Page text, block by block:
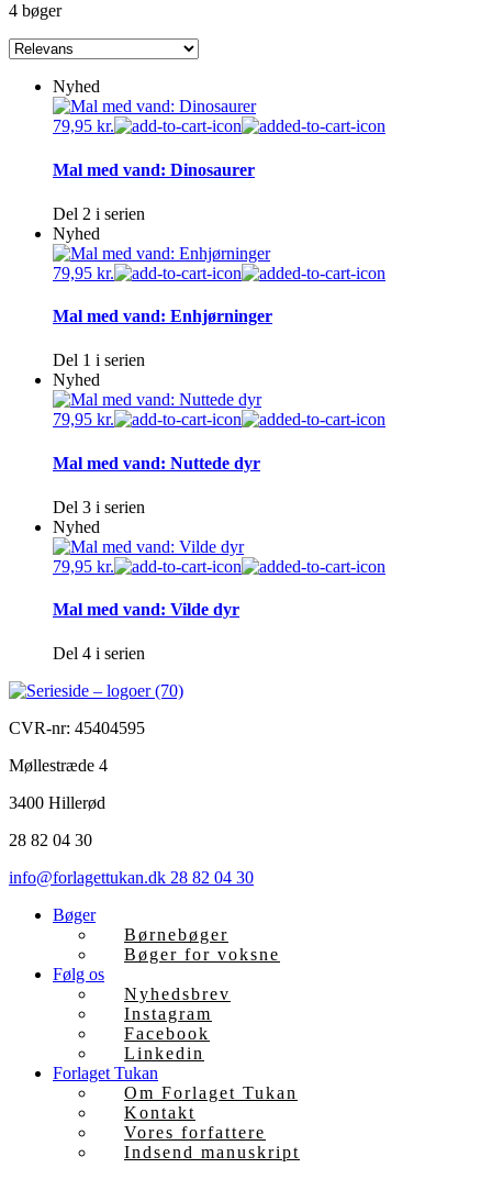
4 bøger
Nyhed
79,95 kr.
Mal med vand: Dinosaurer
Del 2 i serien
Nyhed
79,95 kr.
Mal med vand: Enhjørninger
Del 1 i serien
Nyhed
79,95 kr.
Mal med vand: Nuttede dyr
Del 3 i serien
Nyhed
79,95 kr.
Mal med vand: Vilde dyr
Del 4 i serien
CVR-nr: 45404595
Møllestræde 4
3400 Hillerød
28 82 04 30
info@forlagettukan.dk 28 82 04 30
Bøger
Børnebøger
Bøger for voksne
Følg os
Nyhedsbrev
Instagram
Facebook
Linkedin
Forlaget Tukan
Om Forlaget Tukan
Kontakt
Vores forfattere
Indsend manuskript